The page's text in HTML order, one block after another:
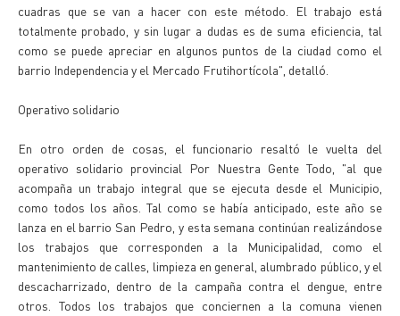
cuadras que se van a hacer con este método. El trabajo está
totalmente probado, y sin lugar a dudas es de suma eficiencia, tal
como se puede apreciar en algunos puntos de la ciudad como el
barrio Independencia y el Mercado Frutihortícola", detalló.
Operativo solidario
En otro orden de cosas, el funcionario resaltó le vuelta del
operativo solidario provincial Por Nuestra Gente Todo, "al que
acompaña un trabajo integral que se ejecuta desde el Municipio,
como todos los años. Tal como se había anticipado, este año se
lanza en el barrio San Pedro, y esta semana continúan realizándose
los trabajos que corresponden a la Municipalidad, como el
mantenimiento de calles, limpieza en general, alumbrado público, y el
descacharrizado, dentro de la campaña contra el dengue, entre
otros. Todos los trabajos que conciernen a la comuna vienen